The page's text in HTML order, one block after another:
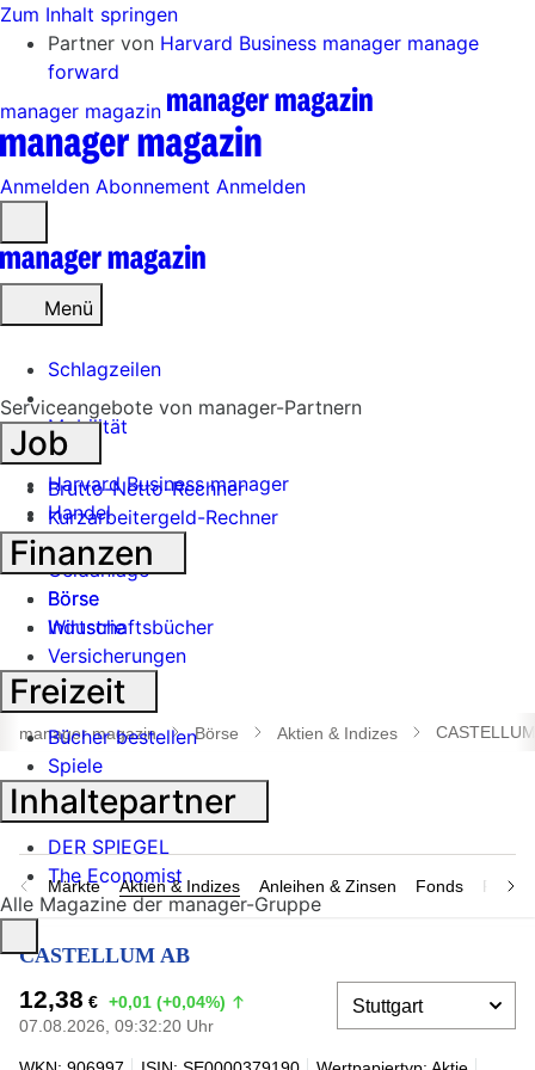
Zum Inhalt springen
Partner von Harvard Business manager manage
forward
manager magazin
Anmelden Abonnement Anmelden
öffnen
Menü
Schlagzeilen
Mobilität
Tech
Harvard Business manager
Handel
Banken
Geldanlage
Börse
Industrie
Suche
öffnen
manager magazin Börse Aktien & Indizes
Märkte Aktien & Indizes Anleihen & Zinsen Fonds
CASTELLUM AB
12,38 € +0,01 (+0,04%)
07.08.2026, 09:32:20 Uhr
Serviceangebote von manager-Partnern
Job
Brutto-Netto-Rechner
Kurzarbeitergeld-Rechner
Finanzen
Börse
Wirtschaftsbücher
Versicherungen
Freizeit
Bücher bestellen
Spiele
Inhaltepartner
DER SPIEGEL
The Economist
Alle Magazine der manager-Gruppe